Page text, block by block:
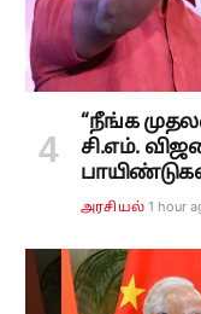
“நீங்க
சி.எம்.
அரசியல் 1 hour